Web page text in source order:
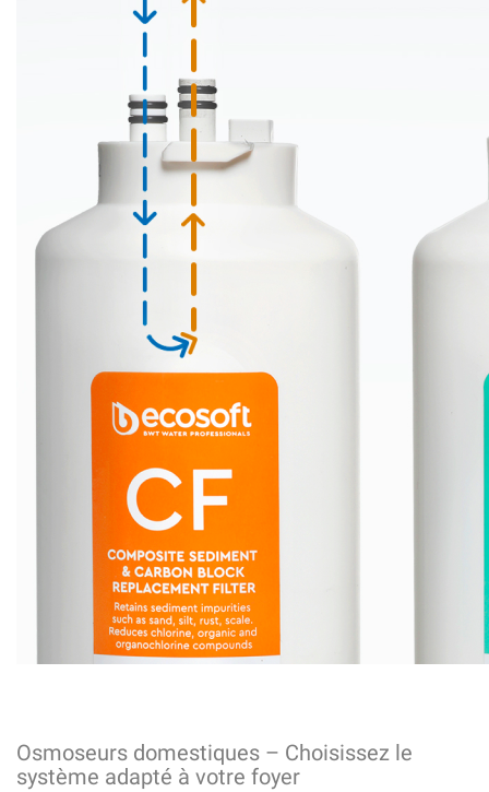
Osmoseurs domestiques – Choisissez le
système adapté à votre foyer